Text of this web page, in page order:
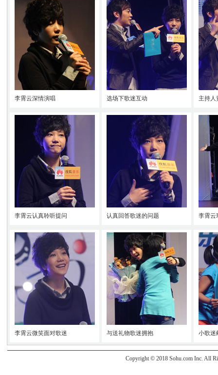
李霄云深情演唱 选场下歌迷互动 主持人
李霄云认真聆听提问 认真回答歌迷的问题 李霄云
李霄云微笑面对歌迷 与送礼物歌迷拥抱 小歌迷
Copyright © 2018 Sohu.com Inc. All